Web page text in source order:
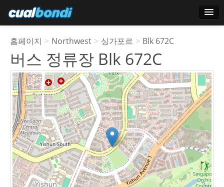
스타 사용자
투표
홈페이지 > Northwest > 싱가포르 > Blk 672C
버스 정류장 Blk 672C